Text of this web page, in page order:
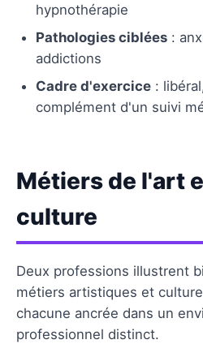
hypnothérapie
Pathologies ciblées :
addictions
Cadre d'exercice :
complément d'un suivi
Métiers de l'art
culture
Deux professions illustrent
métiers artistiques et
chacune ancrée dans un
professionnel distinct.